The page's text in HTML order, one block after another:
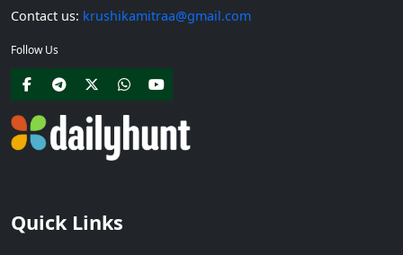
Contact us: krushikamitraa@gmail.com
Follow Us
Quick Links